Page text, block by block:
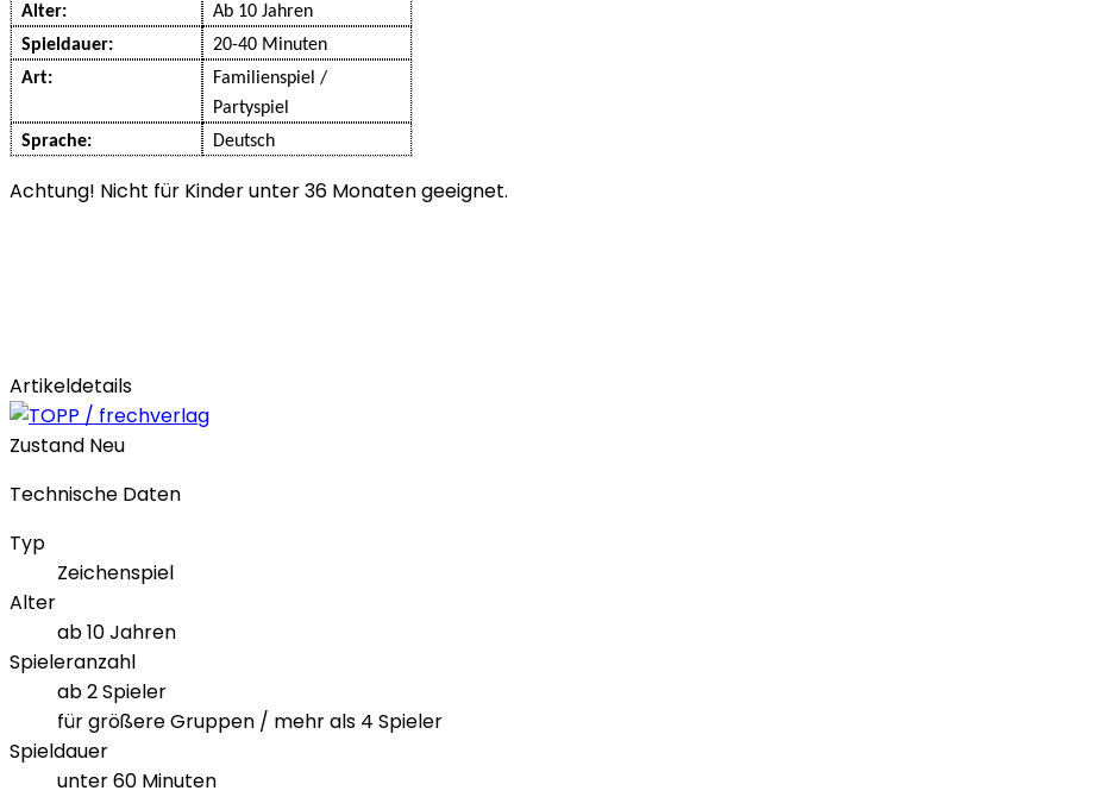
Alter:
Ab 10 Jahren
Spieldauer:
20-40 Minuten
Art:
Familienspiel /
Partyspiel
Sprache:
Deutsch
Achtung! Nicht für Kinder unter 36 Monaten geeignet.
Artikeldetails
Zustand Neu
Technische Daten
Typ
Zeichenspiel
Alter
ab 10 Jahren
Spieleranzahl
ab 2 Spieler
für größere Gruppen / mehr als 4 Spieler
Spieldauer
unter 60 Minuten